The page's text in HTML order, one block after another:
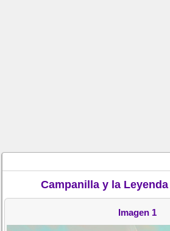
Campanilla y la
Imagen 1